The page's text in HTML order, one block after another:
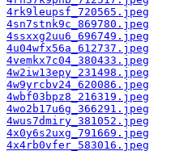
4rk9leupsf_720565.jpeg
4sn7stnk9c_869780.jpeg
4ssxxg2uu6_696749.jpeg
4u04wfx56a_612737.jpeg
4vemkx7c04_380433.jpeg
4w2iw13epy_231498.jpeg
4w9yrcbv24_620086.jpeg
4wbf03bpz8_216319.jpeg
4wo2b17u6g_366291.jpeg
4wus7dmiry_381052.jpeg
4x0y6s2uxg_791669.jpeg
4x4rb0vfer_583016.jpeg